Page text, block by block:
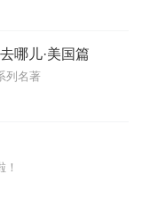
哪儿·美国篇
列名著